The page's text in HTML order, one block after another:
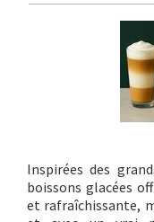
Inspirées des
boissons glacées
et rafraîchissante,